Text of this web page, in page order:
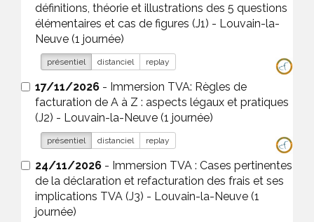
définitions, théorie et illustrations des 5 questions
élémentaires et cas de figures (J1) - Louvain-la-
Neuve (1 journée)
présentiel distanciel replay
17/11/2026 - Immersion TVA: Règles de
facturation de A à Z : aspects légaux et pratiques
(J2) - Louvain-la-Neuve (1 journée)
présentiel distanciel replay
24/11/2026 - Immersion TVA : Cases pertinentes
de la déclaration et refacturation des frais et ses
implications TVA (J3) - Louvain-la-Neuve (1
journée)